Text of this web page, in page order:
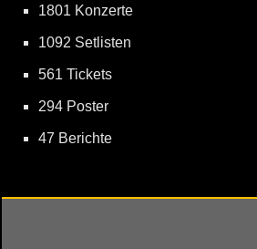
1801 Konzerte
1092 Setlisten
561 Tickets
294 Poster
47 Berichte